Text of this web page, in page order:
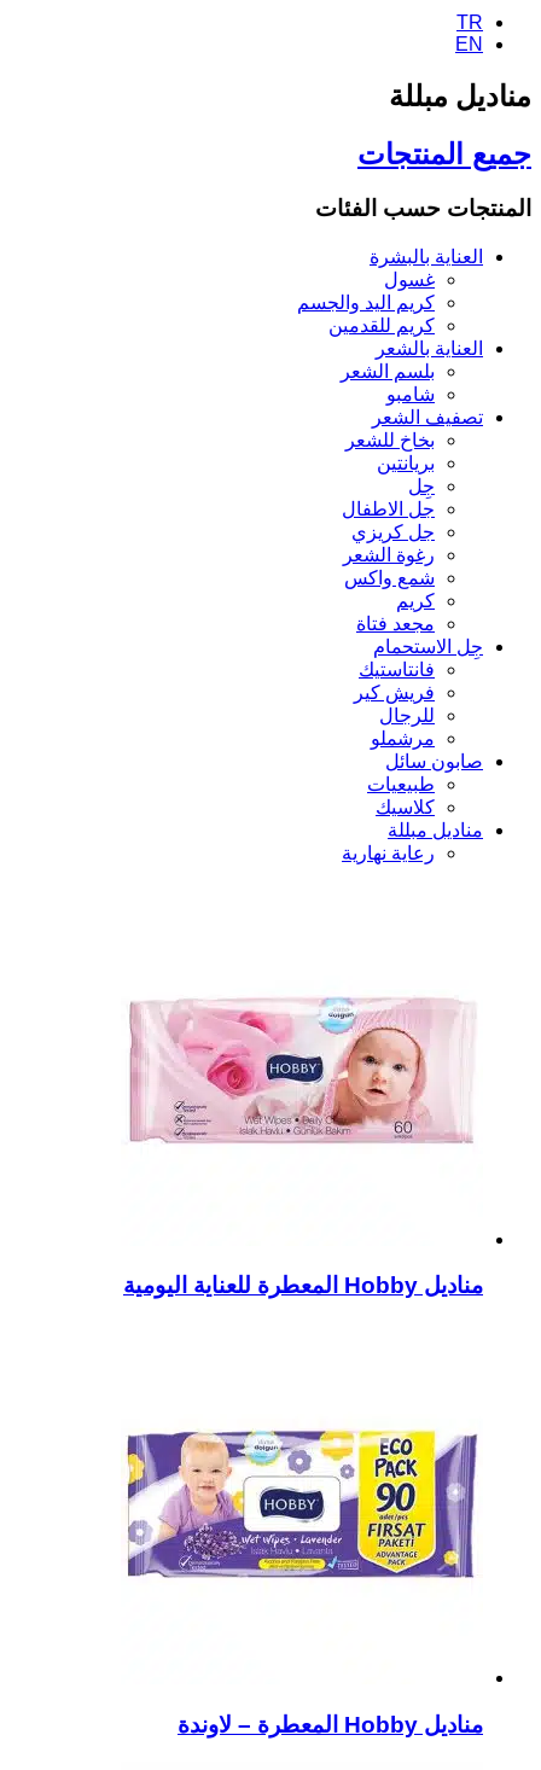
TR
EN
مناديل مبللة
جميع المنتجات
المنتجات حسب الفئات
العناية بالبشرة
غسول
كريم اليد والجسم
كريم للقدمين
العناية بالشعر
بلسم الشعر
شامبو
تصفيف الشعر
بخاخ للشعر
بريانتين
جِل
جل الاطفال
جل كريزي
رغوة الشعر
شمع واكس
كريم
مجعد فتاة
جِل الاستحمام
فانتاستيك
فريش كير
للرجال
مرشملو
صابون سائل
طبيعيات
كلاسيك
مناديل مبللة
رعاية نهارية
مناديل Hobby المعطرة للعناية اليومية
مناديل Hobby المعطرة – لاوندة